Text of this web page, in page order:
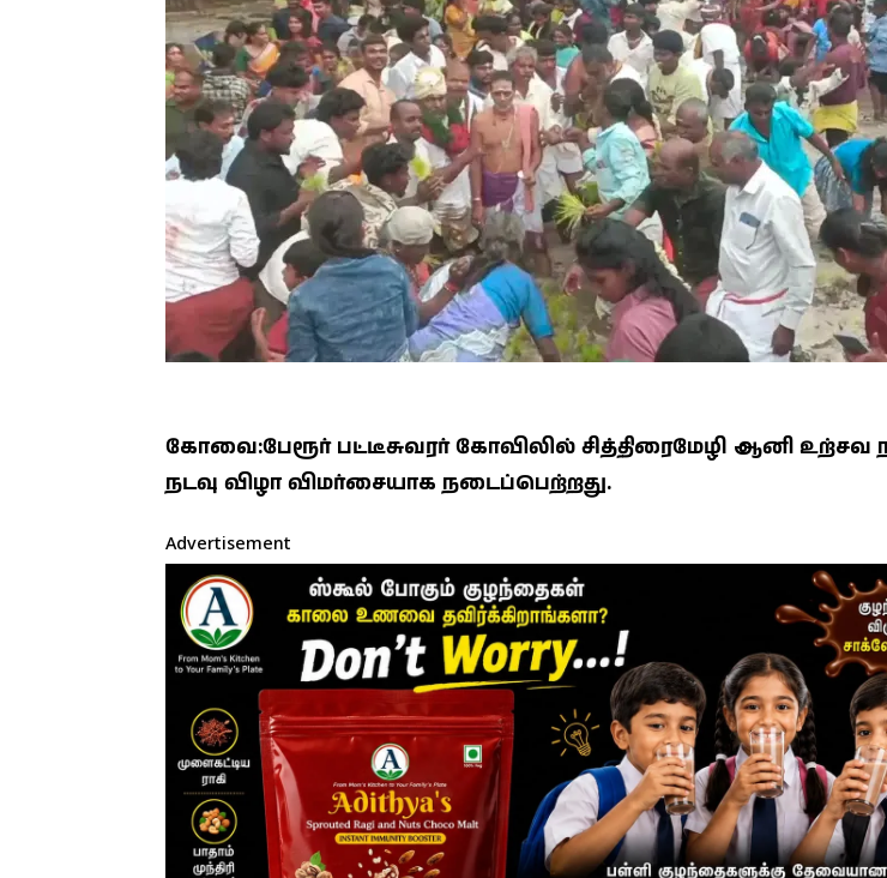
கோவை:பேரூர் பட்டீசுவரர் கோவிலில் சித்திரைமேழி ஆனி உற்சவ
நடவு விழா விமர்சையாக நடைப்பெற்றது.
Advertisement